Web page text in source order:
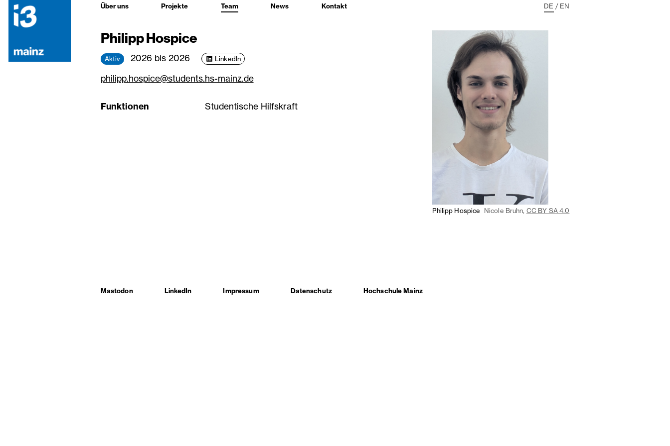
Über uns Projekte Team News Kontakt DE / EN
Philipp Hospice
Aktiv 2026 bis 2026 LinkedIn
philipp.hospice@students.hs-mainz.de
Funktionen Studentische Hilfskraft
Philipp Hospice Nicole Bruhn, CC BY SA 4.0
Mastodon LinkedIn Impressum Datenschutz Hochschule Mainz